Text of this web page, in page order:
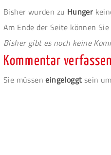
Bisher wurden zu Hunger
Am Ende der Seite können
Bisher gibt es noch keine
Kommentar
Sie müsseneingeloggt sein